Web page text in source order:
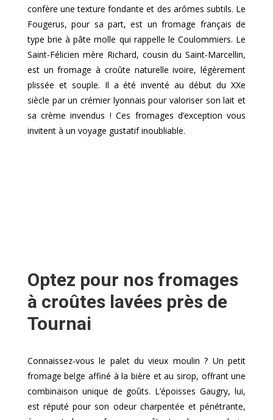
confère une texture fondante et des arômes subtils. Le
Fougerus, pour sa part, est un fromage français de
type brie à pâte molle qui rappelle le Coulommiers. Le
Saint-Félicien mère Richard, cousin du Saint-Marcellin,
est un fromage à croûte naturelle ivoire, légèrement
plissée et souple. Il a été inventé au début du XXe
siècle par un crémier lyonnais pour valoriser son lait et
sa crème invendus ! Ces fromages d’exception vous
invitent à un voyage gustatif inoubliable.
Optez pour nos fromages
à croûtes lavées près de
Tournai
Connaissez-vous le palet du vieux moulin ? Un petit
fromage belge affiné à la bière et au sirop, offrant une
combinaison unique de goûts. L’époisses Gaugry, lui,
est réputé pour son odeur charpentée et pénétrante,